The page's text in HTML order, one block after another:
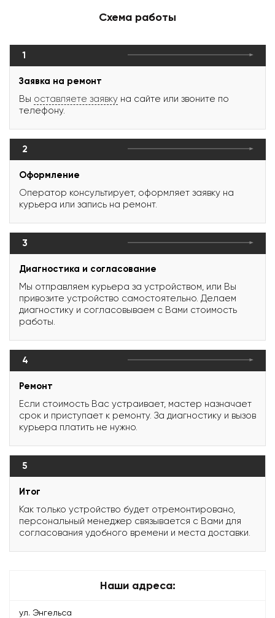
Схема работы
1
Заявка на ремонт
Вы оставляете заявку на сайте или звоните по
телефону.
2
Оформление
Оператор консультирует, оформляет заявку на
курьера или запись на ремонт.
3
Диагностика и согласование
Мы отправляем курьера за устройством, или Вы
привозите устройство самостоятельно. Делаем
диагностику и согласовываем с Вами стоимость
работы.
4
Ремонт
Если стоимость Вас устраивает, мастер назначает
срок и приступает к ремонту. За диагностику и вызов
курьера платить не нужно.
5
Итог
Как только устройство будет отремонтировано,
персональный менеджер связывается с Вами для
согласования удобного времени и места доставки.
Наши адреса:
ул. Энгельса